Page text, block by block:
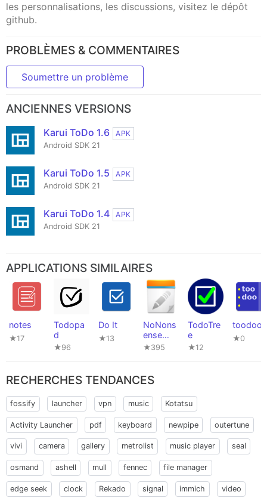
les personnalisations, les discussions, visitez le dépôt
github.
PROBLÈMES & COMMENTAIRES
Soumettre un problème
ANCIENNES VERSIONS
Karui ToDo 1.6
APK
Android SDK 21
Karui ToDo 1.5
APK
Android SDK 21
Karui ToDo 1.4
APK
Android SDK 21
APPLICATIONS SIMILAIRES
notes
★17
Todopa
d
★96
Do It
★13
NoNons
ense
Notes
★395
TodoTre
e
★12
toodoo
★0
RECHERCHES TENDANCES
fossify launcher vpn music Kotatsu
Activity Launcher pdf keyboard newpipe outertune
vivi camera gallery metrolist music player seal
osmand ashell mull fennec file manager
edge seek clock Rekado signal immich video